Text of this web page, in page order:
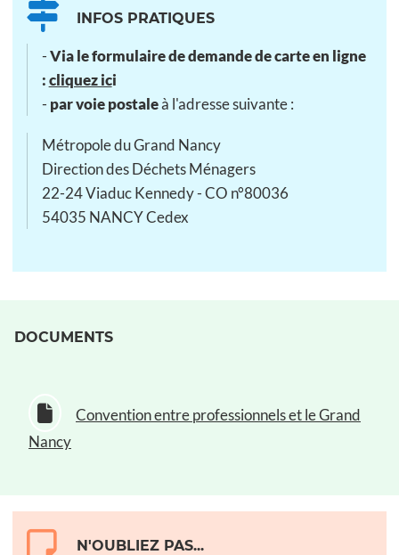
INFOS PRATIQUES
-Via le formulaire de demande de carte en ligne
:cliquez ici
- par voie postaleà l'adresse suivante :
Métropole du Grand Nancy
Direction des Déchets Ménagers
22-24 Viaduc Kennedy - CO n°80036
54035 NANCY Cedex
DOCUMENTS
Convention entre professionnels et le Grand
Nancy
N'OUBLIEZ PAS...